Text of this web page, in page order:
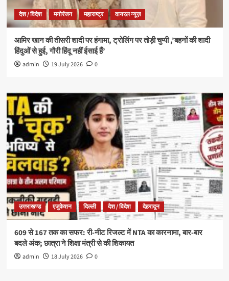
देश / विदेश मनोरंजन महाराष्ट्र वायरल न्यूज़
आमिर खान की तीसरी शादी पर हंगामा, ट्रोलिंग पर तोड़ी चुप्पी ,’बहनों की शादी
हिंदुओं से हुई, गौरी हिंदू नहीं ईसाई हैं’
admin 19 July 2026 0
उत्तराखण्ड एजुकेशन दिल्ली देश / विदेश देहरादून
609 से 167 तक का सफर: री-नीट रिजल्ट में NTA का कारनामा, बार-बार
बदले अंक; छात्रा ने शिक्षा मंत्री से की शिकायत
admin 18 July 2026 0